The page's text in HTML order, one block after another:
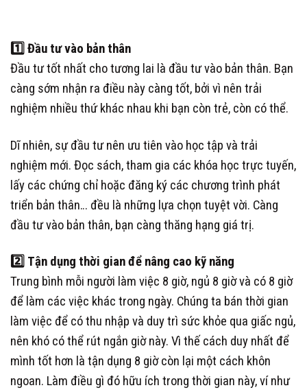
1️⃣ Đầu tư vào bản thân
Đầu tư tốt nhất cho tương lai là đầu tư vào bản thân. Bạn
càng sớm nhận ra điều này càng tốt, bởi vì nên trải
nghiệm nhiều thứ khác nhau khi bạn còn trẻ, còn có thể.
Dĩ nhiên, sự đầu tư nên ưu tiên vào học tập và trải
nghiệm mới. Đọc sách, tham gia các khóa học trực tuyến,
lấy các chứng chỉ hoặc đăng ký các chương trình phát
triển bản thân… đều là những lựa chọn tuyệt vời. Càng
đầu tư vào bản thân, bạn càng thăng hạng giá trị.
2️⃣ Tận dụng thời gian để nâng cao kỹ năng
Trung bình mỗi người làm việc 8 giờ, ngủ 8 giờ và có 8 giờ
để làm các việc khác trong ngày. Chúng ta bán thời gian
làm việc để có thu nhập và duy trì sức khỏe qua giấc ngủ,
nên khó có thể rút ngắn giờ này. Vì thế cách duy nhất để
mình tốt hơn là tận dụng 8 giờ còn lại một cách khôn
ngoan. Làm điều gì đó hữu ích trong thời gian này, ví như